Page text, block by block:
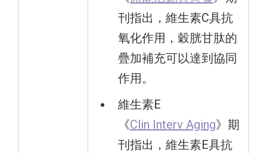
刊指出，維生素C具抗
氧化作用，穀胱甘肽的
疊加補充可以達到協同
作用。
維生素E
《Clin Interv Aging》期
刊指出，維生素E具抗